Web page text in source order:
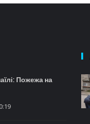
Пожежа на